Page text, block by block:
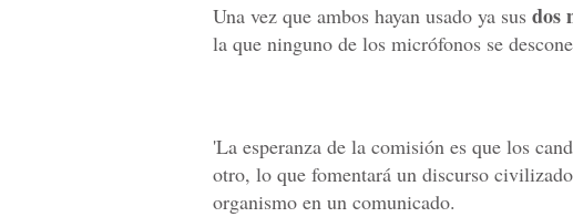
Una vez que ambos hayan usado ya sus dos
la que ninguno de los micrófonos se
'La esperanza de la comisión es que los
otro, lo que fomentará un discurso
organismo en un comunicado.